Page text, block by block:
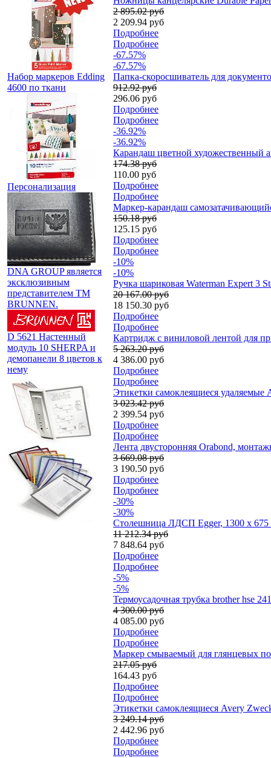
Набор маркеров Edding
4600 по ткани
Персонализация
DNA GROUP является
эксклюзивным
представителем TM
BRUNNEN.
D 5621 Настенный
модуль 10 SHERPA и
демопанели 8 цветов к
нему
2 895.02 руб
2 209.94 руб
Подробнее
Подробнее
-67.57%
-67.57%
Папка-скоросшиватель для
912.92 руб
296.06 руб
Подробнее
Подробнее
-36.92%
-36.92%
Карандаш цветной художественный
174.38 руб
110.00 руб
Подробнее
Подробнее
Маркер-карандаш
150.18 руб
125.15 руб
Подробнее
Подробнее
-10%
-10%
Ручка шариковая Waterman Expert 3
20 167.00 руб
18 150.30 руб
Подробнее
Подробнее
Картридж c виниловой лентой для
5 263.20 руб
4 386.00 руб
Подробнее
Подробнее
Этикетки самоклеящиеся
3 023.42 руб
2 399.54 руб
Подробнее
Подробнее
Лента двусторонняя Orabond,
3 669.08 руб
3 190.50 руб
Подробнее
Подробнее
-30%
-30%
Столешница ЛДСП Egger, 1300 x
11 212.34 руб
7 848.64 руб
Подробнее
Подробнее
-5%
-5%
Термоусадочная трубка brother hse
4 300.00 руб
4 085.00 руб
Подробнее
Подробнее
Мaркер смываемый для глянцевых
217.05 руб
164.43 руб
Подробнее
Подробнее
Этикетки самоклеящиеся Avery
3 249.14 руб
2 442.96 руб
Подробнее
Подробнее